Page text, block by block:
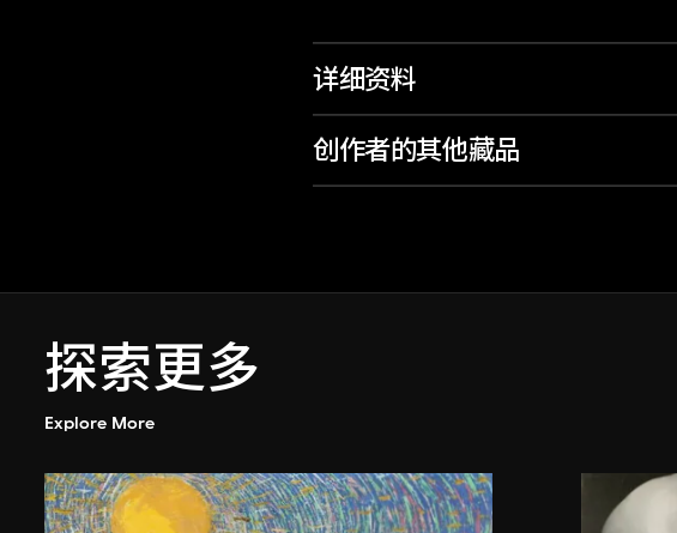
详细资料
创作者的其他藏品
探索更多
Explore More